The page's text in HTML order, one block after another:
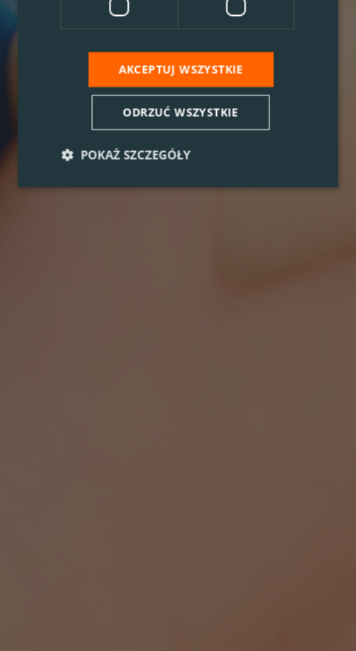
AKCEPTUJ WSZYSTKIE
ODRZUĆ WSZYSTKIE
POKAŻ SZCZEGÓŁY